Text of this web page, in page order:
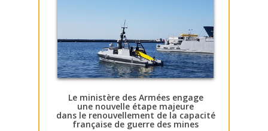
Le ministère des Armées engage
une nouvelle étape majeure
dans le renouvellement de la capacité
française de guerre des mines